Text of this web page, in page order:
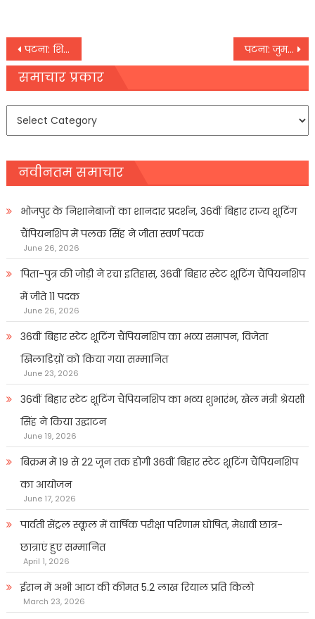
Post
navigation
पटना: शिक्षकों ने की बढ़ोतरी के साथ वेतन की मांग पटना: जुमलेबाज हैं नेता प्रतिपक्षः कुशवाहा
समाचार प्रकार
समाचार
नवीनतम समाचार
भोजपुर के निशानेबाजों का शानदार प्रदर्शन, 36वीं बिहार राज्य शूटिंग
चैंपियनशिप में पलक सिंह ने जीता स्वर्ण पदक
June 26, 2026
पिता-पुत्र की जोड़ी ने रचा इतिहास, 36वीं बिहार स्टेट शूटिंग चैंपियनशिप
में जीते 11 पदक
June 26, 2026
36वीं बिहार स्टेट शूटिंग चैंपियनशिप का भव्य समापन, विजेता
खिलाडिय़ों को किया गया सम्मानित
June 23, 2026
36वीं बिहार स्टेट शूटिंग चैंपियनशिप का भव्य शुभारंभ, खेल मंत्री श्रेयसी
सिंह ने किया उद्घाटन
June 19, 2026
बिक्रम में 19 से 22 जून तक होगी 36वीं बिहार स्टेट शूटिंग चैंपियनशिप
का आयोजन
June 17, 2026
पार्वती सेंट्रल स्कूल में वार्षिक परीक्षा परिणाम घोषित, मेधावी छात्र-
छात्राएं हुए सम्मानित
April 1, 2026
ईरान में अभी आटा की कीमत 5.2 लाख रियाल प्रति किलो
March 23, 2026